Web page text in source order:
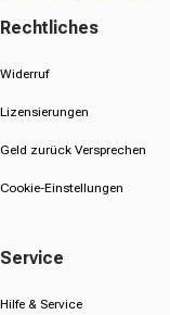
Rechtliches
Widerruf
Lizensierungen
Geld zurück Versprechen
Cookie-Einstellungen
Service
Hilfe & Service